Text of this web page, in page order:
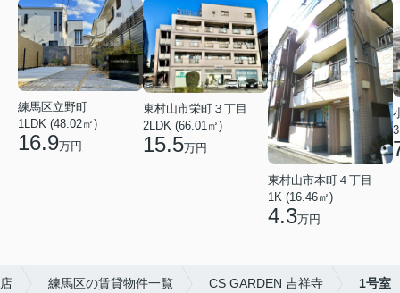
練馬区立野町
1LDK (48.02㎡)
16.9万円
東村山市栄町３丁目
2LDK (66.01㎡)
15.5万円
東村山市本町４丁目
1K (16.46㎡)
4.3万円
練馬区の賃貸物件一覧 CS GARDEN 吉祥寺 1号室